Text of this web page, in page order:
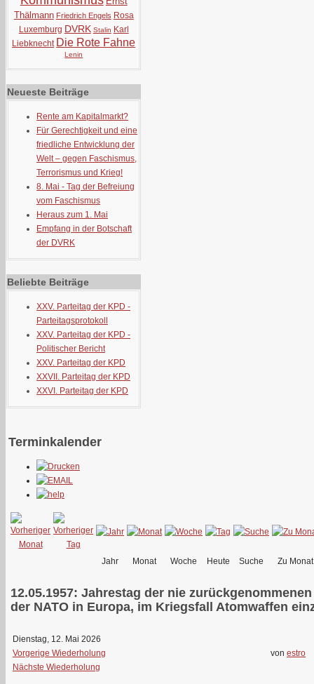
Thälmann Friedrich Engels Rosa
Luxemburg DVRK Stalin Karl
Liebknecht Die Rote Fahne
Lenin
Neueste Beiträge
Rente am Kapitalmarkt?
Für Gerechtigkeit und eine
friedliche Entwicklung der
Welt – gegen Faschismus,
Terrorismus und Krieg!
8. Mai - Tag der Befreiung
vom Faschismus
Heraus zum 1. Mai
Empfang in der Botschaft
der DVRK
Beliebte Beiträge
XXV. Parteitag der KPD -
Parteitagsprotokoll
XXV. Parteitag der KPD -
Politischer Bericht
XXV. Parteitag der KPD
XXVII. Parteitag der KPD
XXVI. Parteitag der KPD
Terminkalender
Jahr Monat Woche Heute Suche Zu Monat
12.05.1957: Jahrestag der nie
der NATO in Europa, im Kriegsfall Atomwaffen
Dienstag, 12. Mai 2026
Vorgerige Wiederholung
Nächste Wiederholung
von estro